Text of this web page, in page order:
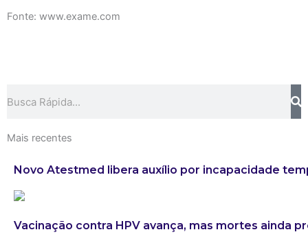
Fonte: www.exame.com
Mais recentes
Novo Atestmed libera auxílio por incapacidade
Vacinação contra HPV avança, mas mortes ainda